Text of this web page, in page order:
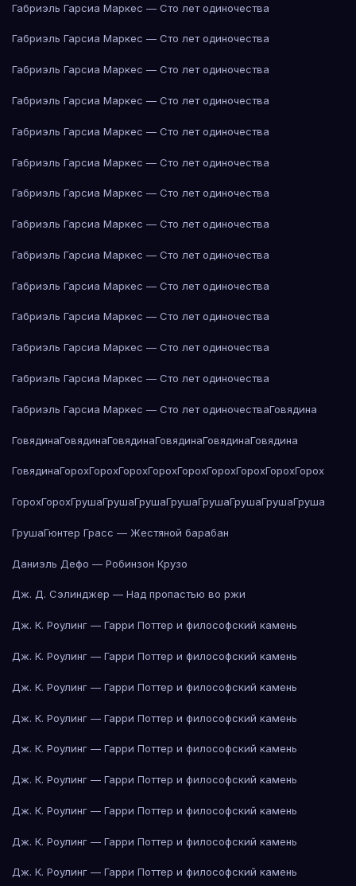
Габриэль Гарсиа Маркес — Сто лет одиночества
Габриэль Гарсиа Маркес — Сто лет одиночества
Габриэль Гарсиа Маркес — Сто лет одиночества
Габриэль Гарсиа Маркес — Сто лет одиночества
Габриэль Гарсиа Маркес — Сто лет одиночества
Габриэль Гарсиа Маркес — Сто лет одиночества
Габриэль Гарсиа Маркес — Сто лет одиночества
Габриэль Гарсиа Маркес — Сто лет одиночества
Габриэль Гарсиа Маркес — Сто лет одиночества
Габриэль Гарсиа Маркес — Сто лет одиночества
Габриэль Гарсиа Маркес — Сто лет одиночества
Габриэль Гарсиа Маркес — Сто лет одиночества
Габриэль Гарсиа Маркес — Сто лет одиночества
Габриэль Гарсиа Маркес — Сто лет одиночестваГовядина
ГовядинаГовядинаГовядинаГовядинаГовядинаГовядина
ГовядинаГорохГорохГорохГорохГорохГорохГорохГорохГорох
ГорохГорохГрушаГрушаГрушаГрушаГрушаГрушаГрушаГруша
ГрушаГюнтер Грасс — Жестяной барабан
Даниэль Дефо — Робинзон Крузо
Дж. Д. Сэлинджер — Над пропастью во ржи
Дж. К. Роулинг — Гарри Поттер и философский камень
Дж. К. Роулинг — Гарри Поттер и философский камень
Дж. К. Роулинг — Гарри Поттер и философский камень
Дж. К. Роулинг — Гарри Поттер и философский камень
Дж. К. Роулинг — Гарри Поттер и философский камень
Дж. К. Роулинг — Гарри Поттер и философский камень
Дж. К. Роулинг — Гарри Поттер и философский камень
Дж. К. Роулинг — Гарри Поттер и философский камень
Дж. К. Роулинг — Гарри Поттер и философский камень